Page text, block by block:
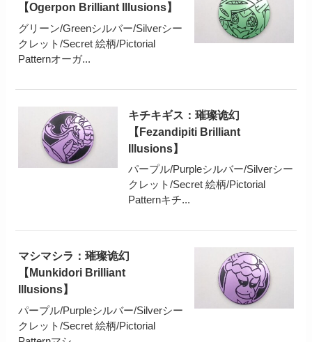
【Ogerpon Brilliant Illusions】
グリーン/Greenシルバー/Silverシー
クレット/Secret 絵柄/Pictorial
Patternオーガ...
キチキギス：璀璨诡幻
【Fezandipiti Brilliant
Illusions】
パープル/Purpleシルバー/Silverシー
クレット/Secret 絵柄/Pictorial
Patternキチ...
マシマシラ：璀璨诡幻
【Munkidori Brilliant
Illusions】
パープル/Purpleシルバー/Silverシー
クレット/Secret 絵柄/Pictorial